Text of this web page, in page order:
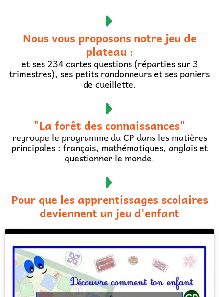
Nous vous proposons notre jeu de
plateau :
et ses 234 cartes questions (réparties sur 3
trimestres), ses petits randonneurs et ses paniers
de cueillette.
"La forêt des connaissances"
regroupe le programme du CP dans les matières
principales : français, mathématiques, anglais et
questionner le monde.
Pour que les apprentissages scolaires
deviennent un jeu d'enfant